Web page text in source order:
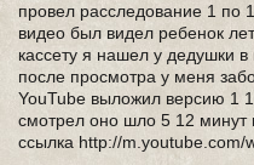
провел расследование 1 по
видео был видел ребенок
кассету я нашел у дедушки
после просмотра у меня
YouTube выложил версию 1
смотрел оно шло 5 12 минут
ссылка http://m.youtube.com/